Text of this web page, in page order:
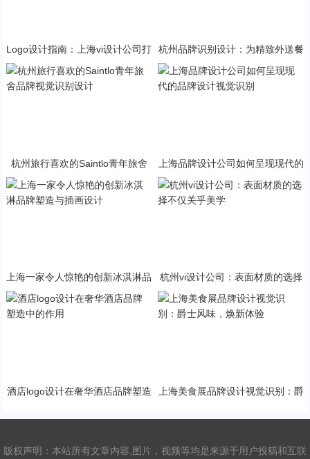
Logo设计指南：上海vi设计公司打
造完美品牌标志的要点
杭州品牌识别设计：为精致外送餐
饮打造独特品牌形象
杭州旅行喜欢的Saintlo青年旅舍
上海品牌设计公司如何呈现现代的
上海一家令人惊艳的创新冰淇淋品
牌塑造与插画设计
杭州vi设计公司：表面材质的选择
不仅关乎美学
酒店logo设计在奢华酒店品牌塑造
​上海美食展品牌设计视觉识别：爵
版权声明：本站所有文章内容,图片，视频等均是来源于用户投稿和互联